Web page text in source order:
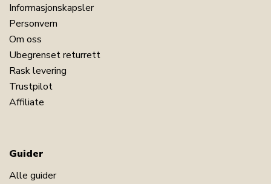
Informasjonskapsler
Personvern
Om oss
Ubegrenset returrett
Rask levering
Trustpilot
Affiliate
Guider
Alle guider